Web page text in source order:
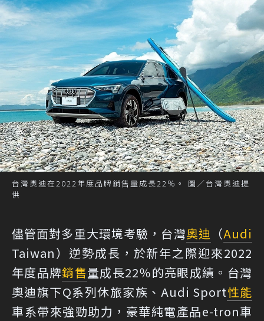
台灣奧迪在2022年度品牌銷售量成長22％。 圖／台灣奧迪提
供
儘管面對多重大環境考驗，台灣奧迪 （Audi
Taiwan）逆勢成長，於新年之際迎來2022
年度品牌銷售量成長22％的亮眼成績。台灣
奧迪旗下Q系列休旅家族、Audi Sport性能
車系帶來強勁助力，豪華純電產品e-tron車